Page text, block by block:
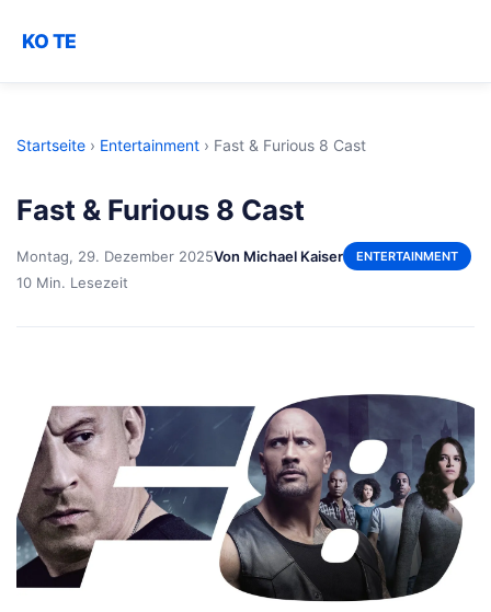
KO TE
Startseite › Entertainment › Fast & Furious 8 Cast
Fast & Furious 8 Cast
Montag, 29. Dezember 2025Von Michael Kaiser ENTERTAINMENT
10 Min. Lesezeit